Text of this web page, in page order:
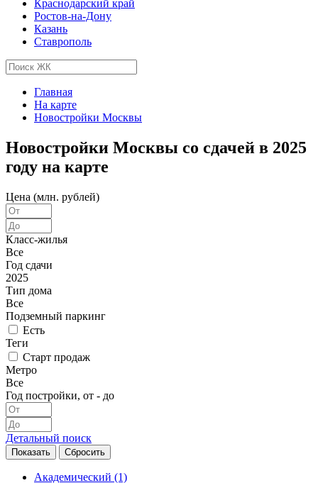
Краснодарский край
Ростов-на-Дону
Казань
Ставрополь
Главная
На карте
Новостройки Москвы
Новостройки Москвы со сдачей в 2025
году на карте
Цена (млн. рублей)
Класс-жилья
Все
Год сдачи
2025
Тип дома
Все
Подземный паркинг
Есть
Теги
Старт продаж
Метро
Все
Год постройки, от - до
Детальный поиск
Академический (1)